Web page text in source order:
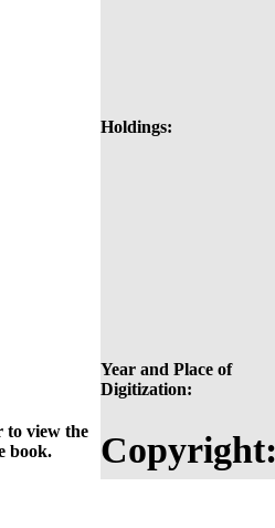
Holdings:
Year and Place of
Digitization:
to view the
book.